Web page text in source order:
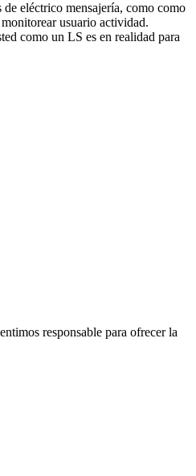
eléctrico mensajería, como como
usuario actividad.
como un LS es en realidad para
responsable para ofrecer la